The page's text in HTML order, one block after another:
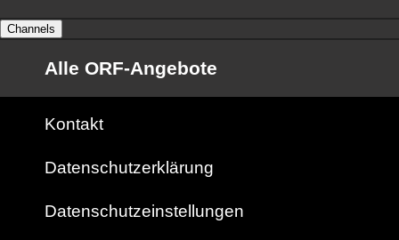
Channels
Alle ORF-Angebote
Kontakt
Datenschutzerklärung
Datenschutzeinstellungen